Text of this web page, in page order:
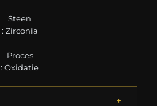
Steen
: Zirconia
Proces
: Oxidatie